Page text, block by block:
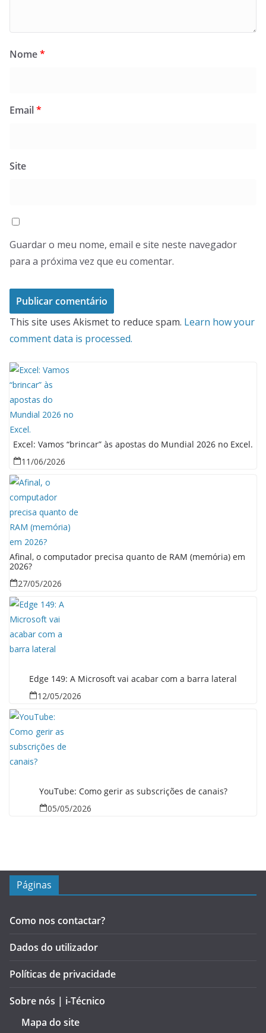
Nome*
Email*
Site
Guardar o meu nome, email e site neste navegador
para a próxima vez que eu comentar.
This site uses Akismet to reduce spam. Learn how your
comment data is processed.
Excel: Vamos “brincar” às apostas do Mundial 2026 no Excel.
11/06/2026
Afinal, o computador precisa quanto de RAM (memória) em
2026?
27/05/2026
Edge 149: A Microsoft vai acabar com a barra lateral
12/05/2026
YouTube: Como gerir as subscrições de canais?
05/05/2026
Páginas
Como nos contactar?
Dados do utilizador
Políticas de privacidade
Sobre nós | i-Técnico
Mapa do site